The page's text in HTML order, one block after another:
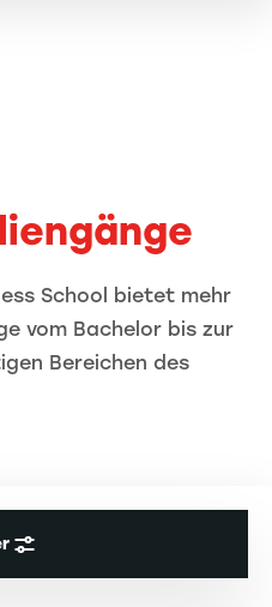
School bietet mehr
vom Bachelor bis zur
Bereichen des